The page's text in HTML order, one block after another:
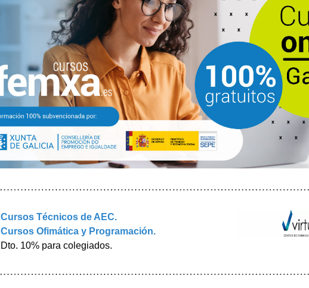
Cursos Técnicos de AEC.
Cursos Ofimática y Programación.
Dto. 10% para colegiados.